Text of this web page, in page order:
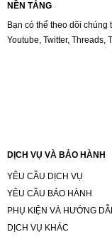
NỀN TẢNG
Bạn có thể theo dõi chúng
Youtube, Twitter, Threads,
DỊCH VỤ VÀ BẢO HÀNH
YÊU CẦU DỊCH VỤ
YÊU CẦU BẢO HÀNH
PHỤ KIỆN VÀ HƯỚNG
DỊCH VỤ KHÁC